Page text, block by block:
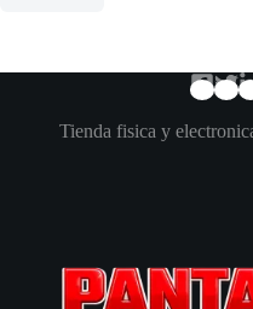
Tienda fisica y